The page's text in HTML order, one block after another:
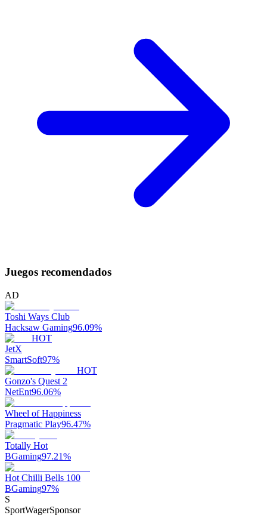
Juegos recomendados
AD
Toshi Ways Club
Hacksaw Gaming96.09%
HOT
JetX
SmartSoft97%
HOT
Gonzo's Quest 2
NetEnt96.06%
Wheel of Happiness
Pragmatic Play96.47%
Totally Hot
BGaming97.21%
Hot Chilli Bells 100
BGaming97%
S
SportWagerSponsor